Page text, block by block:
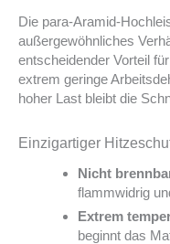
Die para-Aramid-
außergewöhnliches
entscheidender Vorteil
extrem geringe
hoher Last bleibt die
Einzigartiger
Nicht
flammwidrig
Extrem
beginnt das